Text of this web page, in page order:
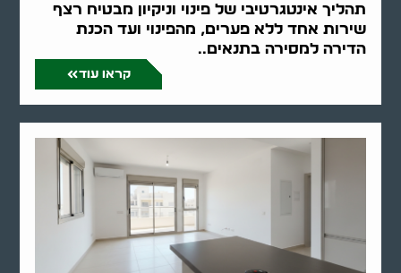
תהליך אינטגרטיבי של פינוי וניקיון מבטיח רצף
שירות אחד ללא פערים, מהפינוי ועד הכנת
הדירה למסירה בתנאים..
קראו עוד